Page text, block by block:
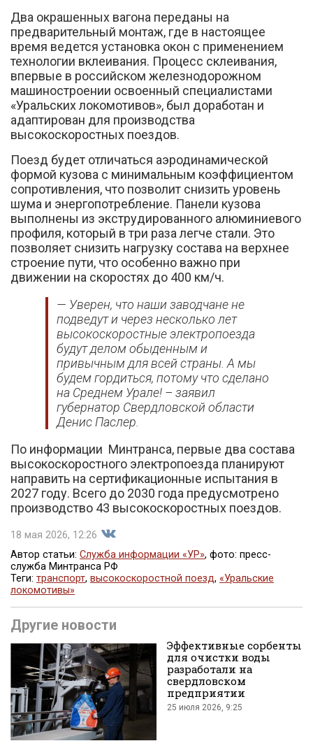
Два окрашенных вагона переданы на
предварительный монтаж, где в настоящее
время ведется установка окон с применением
технологии вклеивания. Процесс склеивания,
впервые в российском железнодорожном
машиностроении освоенный специалистами
«Уральских локомотивов», был доработан и
адаптирован для производства
высокоскоростных поездов.
Поезд будет отличаться аэродинамической
формой кузова с минимальным коэффициентом
сопротивления, что позволит снизить уровень
шума и энергопотребление. Панели кузова
выполнены из экструдированного алюминиевого
профиля, который в три раза легче стали. Это
позволяет снизить нагрузку состава на верхнее
строение пути, что особенно важно при
движении на скоростях до 400 км/ч.
— Уверен, что наши заводчане не
подведут и через несколько лет
высокоскоростные электропоезда
будут делом обыденным и
привычным для всей страны. А мы
будем гордиться, потому что сделано
на Среднем Урале! – заявил
губернатор Свердловской области
Денис Паслер.
По информации Минтранса, первые два состава
высокоскоростного электропоезда планируют
направить на сертификационные испытания в
2027 году. Всего до 2030 года предусмотрено
производство 43 высокоскоростных поездов.
18 мая 2026, 12:26
Поделиться
во
Автор статьи: Служба информации «УР», фото: пресс-
служба Минтранса РФ
Теги: транспорт, высокоскоростной поезд, «Уральские
локомотивы»
Другие новости
Эффективные сорбенты
для очистки воды
разработали на
свердловском
предприятии
25 июля 2026, 9:25